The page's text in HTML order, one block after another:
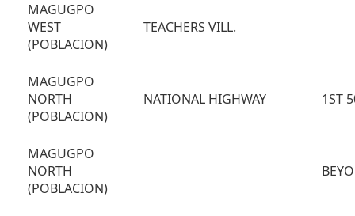
MAGUGPO
WEST
(POBLACION)
TEACHERS VILL.
MAGUGPO
NORTH
(POBLACION)
NATIONAL HIGHWAY 1ST
MAGUGPO
NORTH
(POBLACION)